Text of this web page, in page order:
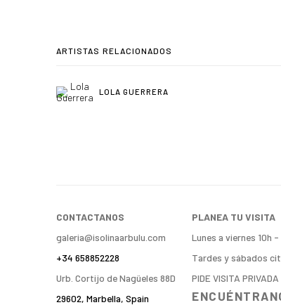
ARTISTAS RELACIONADOS
LOLA GUERRERA
CONTACTANOS
galeria@isolinaarbulu.com
+34 658852228
Urb. Cortijo de Nagüeles 88D
29602, Marbella, Spain
PLANEA TU VISITA
Lunes a viernes 10h -
Tardes y sábados
PIDE VISITA PRIVADA